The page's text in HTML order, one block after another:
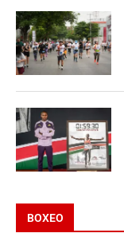
BOXEO